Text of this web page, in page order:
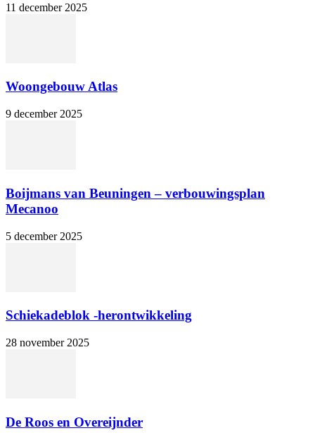
11 december 2025
Woongebouw Atlas
9 december 2025
Boijmans van Beuningen – verbouwingsplan
Mecanoo
5 december 2025
Schiekadeblok -herontwikkeling
28 november 2025
De Roos en Overeijnder